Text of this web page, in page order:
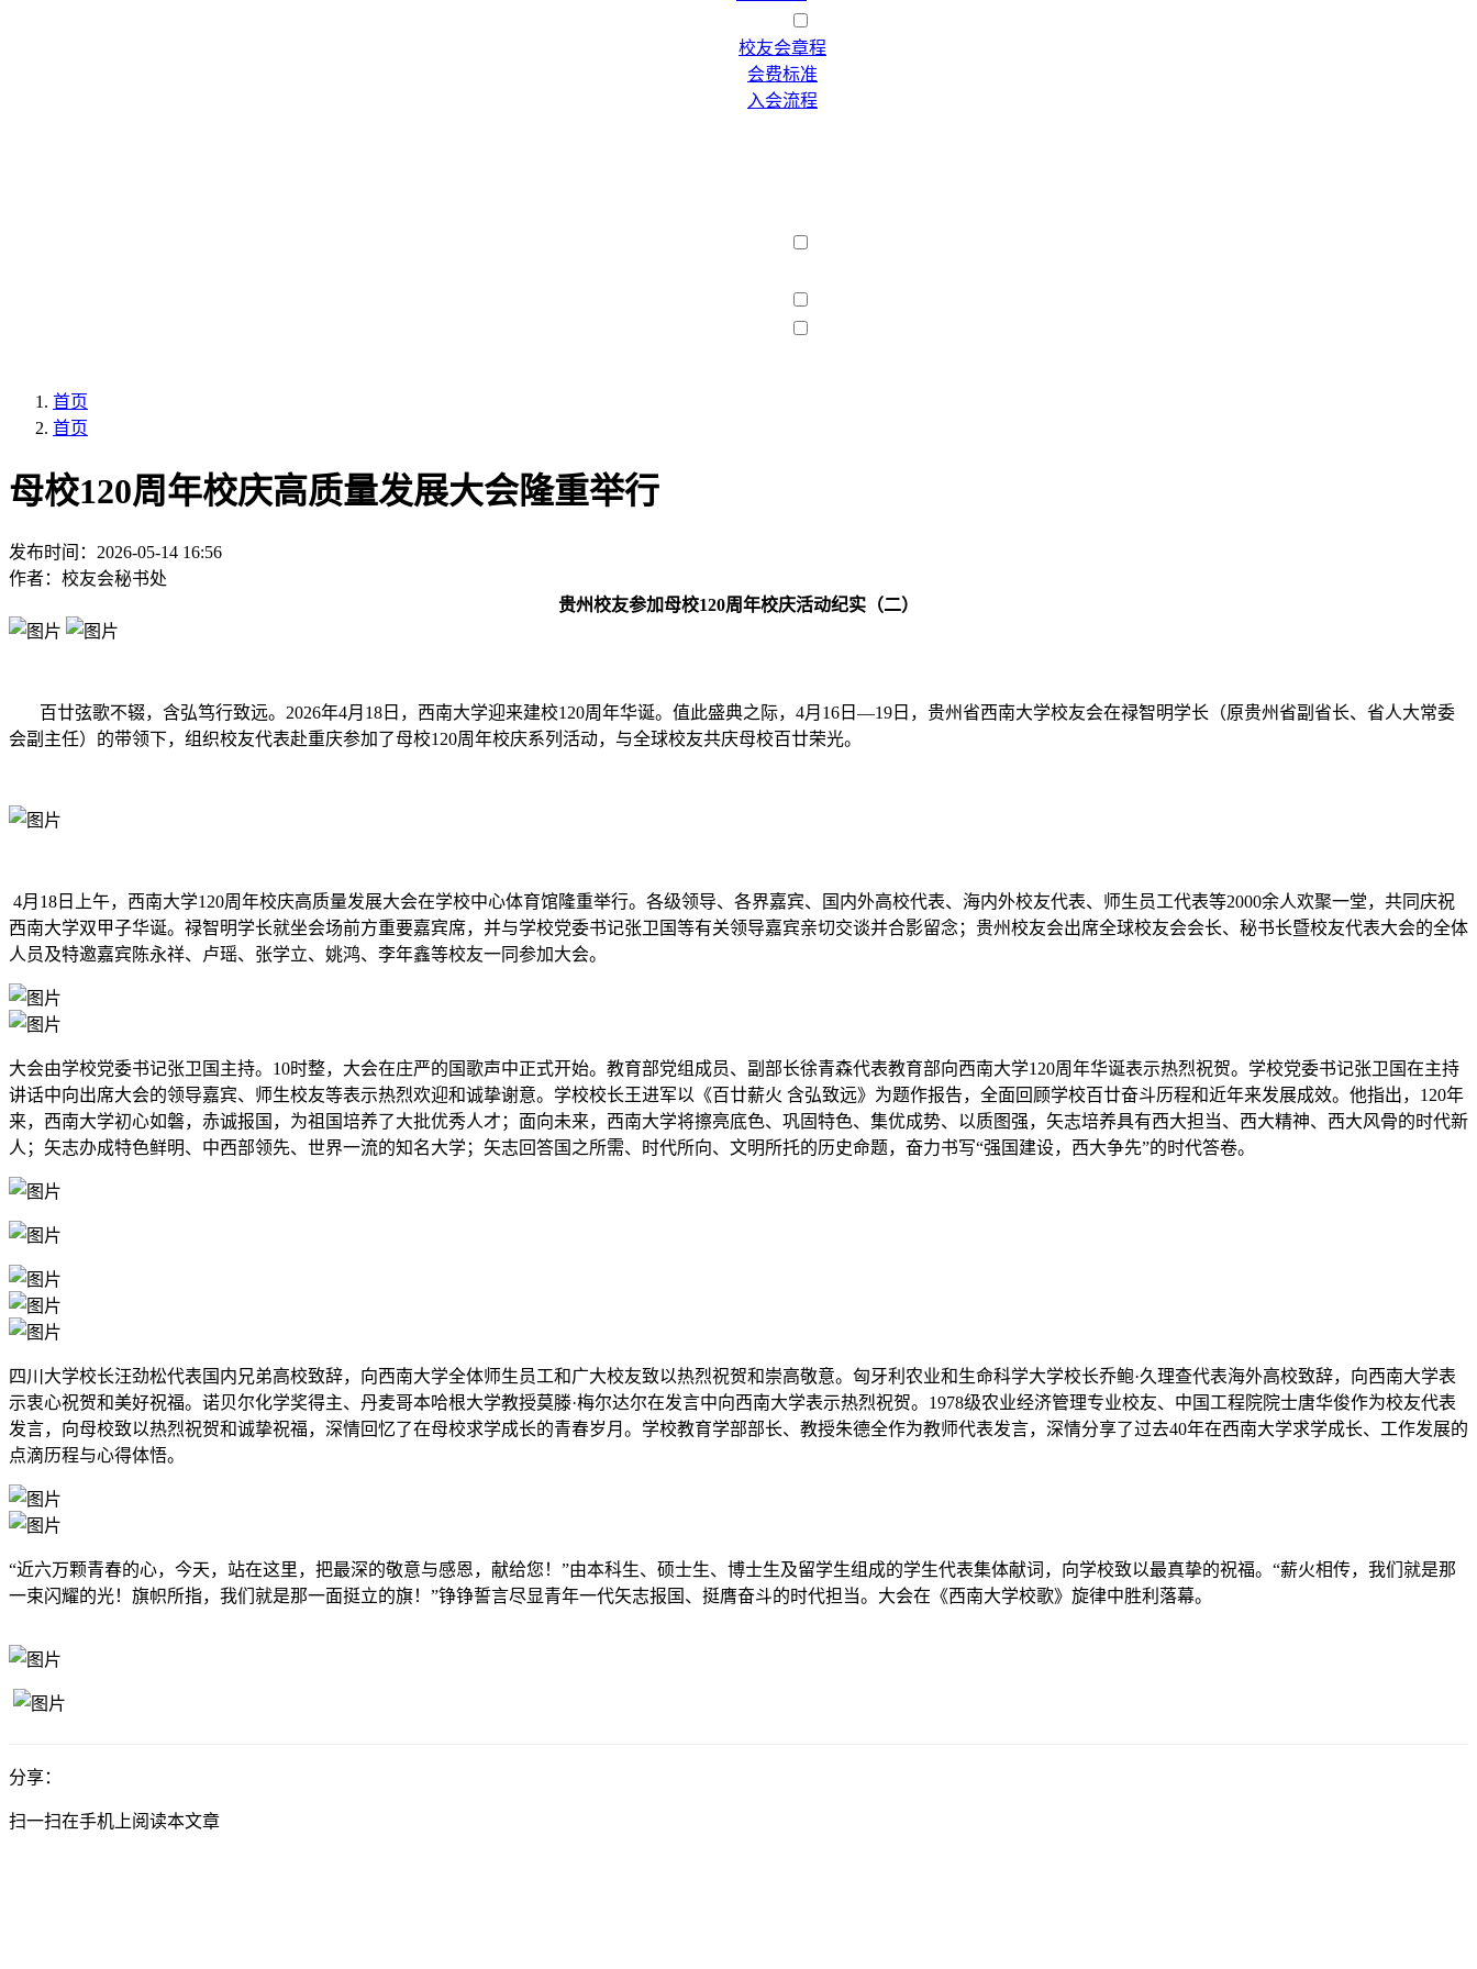
校友会章程
会费标准
入会流程
首页
首页
母校120周年校庆高质量发展大会隆重举行
发布时间： 2026-05-14 16:56
作者： 校友会秘书处
贵州校友参加母校120周年校庆活动纪实（二）
百廿弦歌不辍，含弘笃行致远。2026年4月18日，西南大学迎来建校120周年华诞。值此盛典之际，4月16日—19日，贵州省西南大学校友会在禄智明学长（原贵州省副省长、省人大常委
会副主任）的带领下，组织校友代表赴重庆参加了母校120周年校庆系列活动，与全球校友共庆母校百廿荣光。
4月18日上午，西南大学120周年校庆高质量发展大会在学校中心体育馆隆重举行。各级领导、各界嘉宾、国内外高校代表、海内外校友代表、师生员工代表等2000余人欢聚一堂，共同庆祝
西南大学双甲子华诞。禄智明学长就坐会场前方重要嘉宾席，并与学校党委书记张卫国等有关领导嘉宾亲切交谈并合影留念；贵州校友会出席全球校友会会长、秘书长暨校友代表大会的全体
人员及特邀嘉宾陈永祥、卢瑶、张学立、姚鸿、李年鑫等校友一同参加大会。
大会由学校党委书记张卫国主持。10时整，大会在庄严的国歌声中正式开始。教育部党组成员、副部长徐青森代表教育部向西南大学120周年华诞表示热烈祝贺。学校党委书记张卫国在主持
讲话中向出席大会的领导嘉宾、师生校友等表示热烈欢迎和诚挚谢意。学校校长王进军以《百廿薪火 含弘致远》为题作报告，全面回顾学校百廿奋斗历程和近年来发展成效。他指出，120年
来，西南大学初心如磐，赤诚报国，为祖国培养了大批优秀人才；面向未来，西南大学将擦亮底色、巩固特色、集优成势、以质图强，矢志培养具有西大担当、西大精神、西大风骨的时代新
人；矢志办成特色鲜明、中西部领先、世界一流的知名大学；矢志回答国之所需、时代所向、文明所托的历史命题，奋力书写“强国建设，西大争先”的时代答卷。
四川大学校长汪劲松代表国内兄弟高校致辞，向西南大学全体师生员工和广大校友致以热烈祝贺和崇高敬意。匈牙利农业和生命科学大学校长乔鲍·久理查代表海外高校致辞，向西南大学表
示衷心祝贺和美好祝福。诺贝尔化学奖得主、丹麦哥本哈根大学教授莫滕·梅尔达尔在发言中向西南大学表示热烈祝贺。1978级农业经济管理专业校友、中国工程院院士唐华俊作为校友代表
发言，向母校致以热烈祝贺和诚挚祝福，深情回忆了在母校求学成长的青春岁月。学校教育学部部长、教授朱德全作为教师代表发言，深情分享了过去40年在西南大学求学成长、工作发展的
点滴历程与心得体悟。
“近六万颗青春的心，今天，站在这里，把最深的敬意与感恩，献给您！”由本科生、硕士生、博士生及留学生组成的学生代表集体献词，向学校致以最真挚的祝福。“薪火相传，我们就是那
一束闪耀的光！旗帜所指，我们就是那一面挺立的旗！”铮铮誓言尽显青年一代矢志报国、挺膺奋斗的时代担当。大会在《西南大学校歌》旋律中胜利落幕。
分享：
扫一扫在手机上阅读本文章